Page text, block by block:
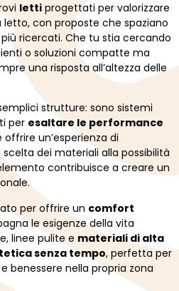
letti progettati per valorizzare
con proposte che spaziano
ricercati. Che tu stia cercando
o soluzioni compatte ma
una risposta all’altezza delle
strutture: sono sistemi
per esaltare le performance
offrire un’esperienza di
dei materiali alla possibilità
contribuisce a creare un
per offrire un comfort
le esigenze della vita
linee pulite e materiali di alta
senza tempo, perfetta per
benessere nella propria zona